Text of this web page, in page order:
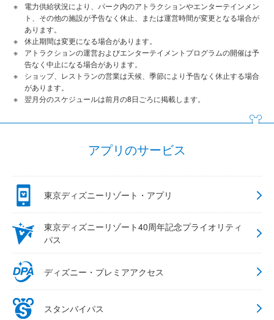
電力供給状況により、パーク内のアトラクションやエンターテインメン
ト、その他の施設が予告なく休止、または運営時間が変更となる場合が
あります。
休止期間は変更になる場合があります。
アトラクションの運営およびエンターテイメントプログラムの開催は予
告なく中止になる場合があります。
ショップ、レストランの営業は天候、季節により予告なく休止する場合
があります。
翌月分のスケジュールは前月の8日ごろに掲載します。
アプリのサービス
東京ディズニーリゾート・アプリ
東京ディズニーリゾート40周年記念プライオリティ
パス
ディズニー・プレミアアクセス
スタンバイパス